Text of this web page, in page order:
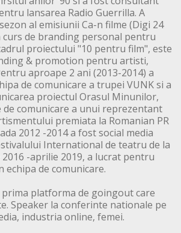
lansarea Radio Guerrilla. A
al emisiunii Ca-n filme (Digi 24
curs de branding personal pentru
proiectului "10 pentru film", este
& promotion pentru artisti,
aproape 2 ani (2013-2014) a
de comunicare a trupei VUNK si a
proiectul Orasul Minunilor,
de comunicare a unui reprezentant
premiata la Romanian PR
2012 -2014 a fost social media
International de teatru de la
-aprilie 2019, a lucrat pentru
echipa de comunicare.
platforma de goingout care
Speaker la conferinte nationale pe
industria online, femei.